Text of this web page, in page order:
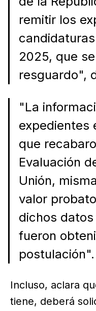
remitir los
2025, que
resguardo",
"La
expedientes
que
Evaluación
Unión,
valor
dichos
fueron
postulación".
Incluso, aclara
tiene, deberá